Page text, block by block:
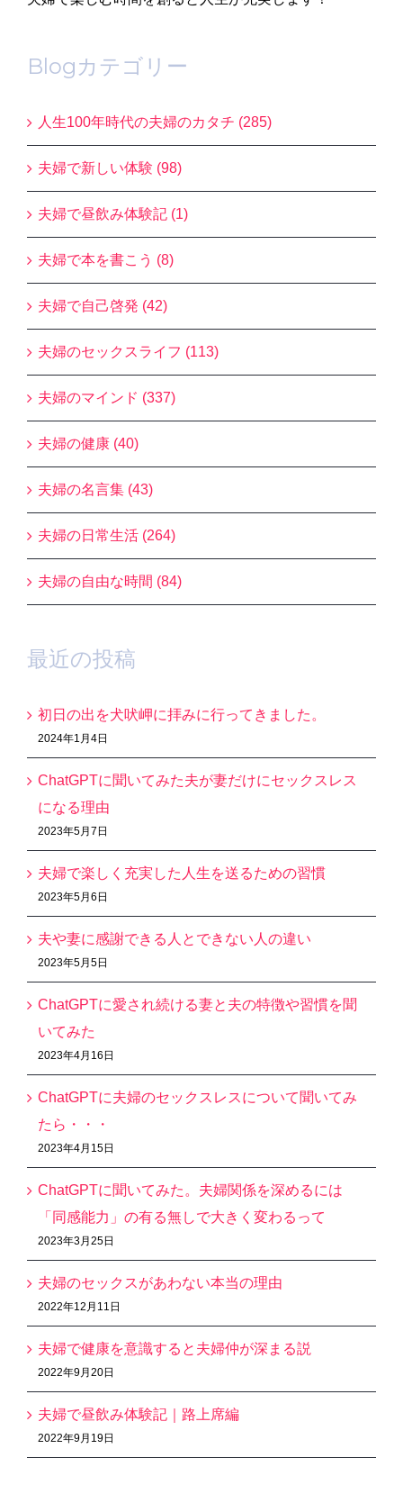
Blogカテゴリー
人生100年時代の夫婦のカタチ (285)
夫婦で新しい体験 (98)
夫婦で昼飲み体験記 (1)
夫婦で本を書こう (8)
夫婦で自己啓発 (42)
夫婦のセックスライフ (113)
夫婦のマインド (337)
夫婦の健康 (40)
夫婦の名言集 (43)
夫婦の日常生活 (264)
夫婦の自由な時間 (84)
最近の投稿
初日の出を犬吠岬に拝みに行ってきました。
2024年1月4日
ChatGPTに聞いてみた夫が妻だけにセックスレス
になる理由
2023年5月7日
夫婦で楽しく充実した人生を送るための習慣
2023年5月6日
夫や妻に感謝できる人とできない人の違い
2023年5月5日
ChatGPTに愛され続ける妻と夫の特徴や習慣を聞
いてみた
2023年4月16日
ChatGPTに夫婦のセックスレスについて聞いてみ
たら・・・
2023年4月15日
ChatGPTに聞いてみた。夫婦関係を深めるには
「同感能力」の有る無しで大きく変わるって
2023年3月25日
夫婦のセックスがあわない本当の理由
2022年12月11日
夫婦で健康を意識すると夫婦仲が深まる説
2022年9月20日
夫婦で昼飲み体験記｜路上席編
2022年9月19日